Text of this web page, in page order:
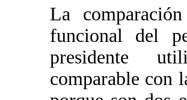
La
funcional del
presidente
comparable con